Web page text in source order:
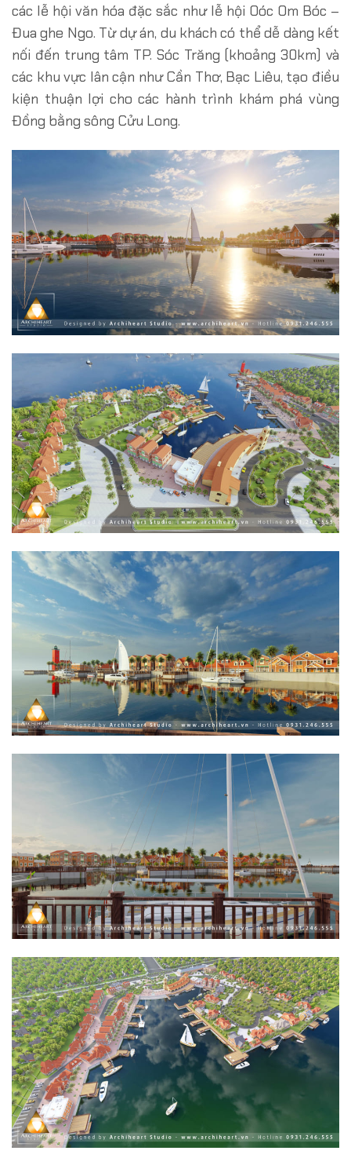
các lễ hội văn hóa đặc sắc như lễ hội Oóc Om Bóc –
Đua ghe Ngo. Từ dự án, du khách có thể dễ dàng kết
nối đến trung tâm TP. Sóc Trăng (khoảng 30km) và
các khu vực lân cận như Cần Thơ, Bạc Liêu, tạo điều
kiện thuận lợi cho các hành trình khám phá vùng
Đồng bằng sông Cửu Long.